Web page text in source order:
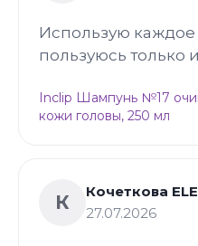
Использую каждое
пользуюсь только
Inclip Шампунь №17
кожи головы, 250 мл
К
Кочеткова
27.07.2026